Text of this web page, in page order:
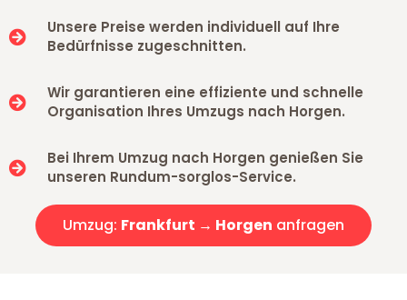
Unsere Preise werden individuell auf Ihre
Bedürfnisse zugeschnitten.
Wir garantieren eine effiziente und schnelle
Organisation Ihres Umzugs nach Horgen.
Bei Ihrem Umzug nach Horgen genießen Sie
unseren Rundum-sorglos-Service.
Umzug: Frankfurt → Horgen anfragen